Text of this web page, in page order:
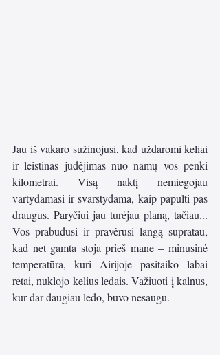
Jau iš vakaro sužinojusi, kad uždaromi keliai
ir leistinas judėjimas nuo namų vos penki
kilometrai. Visą naktį nemiegojau
vartydamasi ir svarstydama, kaip papulti pas
draugus. Paryčiui jau turėjau planą, tačiau...
Vos prabudusi ir pravėrusi langą supratau,
kad net gamta stoja prieš mane – minusinė
temperatūra, kuri Airijoje pasitaiko labai
retai, nuklojo kelius ledais. Važiuoti į kalnus,
kur dar daugiau ledo, buvo nesaugu.